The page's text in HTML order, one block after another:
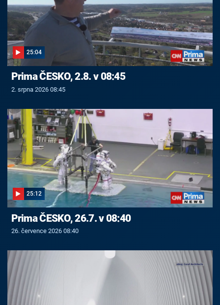
25:04
Prima ČESKO, 2.8. v 08:45
2. srpna 2026 08:45
25:12
Prima ČESKO, 26.7. v 08:40
26. července 2026 08:40